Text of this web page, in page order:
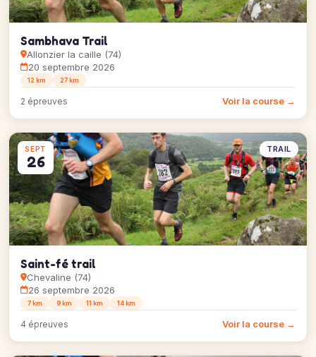
Sambhava Trail
Allonzier la caille (74)
20 septembre 2026
12 km 27 km
2 épreuves Voir la course →
SEPT
26
TRAIL
Saint-fé trail
Chevaline (74)
26 septembre 2026
7 km 9 km 11 km 14 km
4 épreuves Voir la course →